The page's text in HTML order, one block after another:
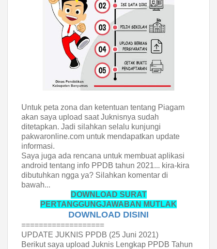
Untuk peta zona dan ketentuan tentang Piagam
akan saya upload saat Juknisnya sudah
ditetapkan. Jadi silahkan selalu kunjungi
pakwaronline.com untuk mendapatkan update
informasi.
Saya juga ada rencana untuk membuat aplikasi
android tentang info PPDB tahun 2021... kira-kira
dibutuhkan ngga ya? Silahkan komentar di
bawah...
DOWNLOAD SURAT
PERTANGGUNGJAWABAN MUTLAK
DOWNLOAD DISINI
===================
UPDATE JUKNIS PPDB (25 Juni 2021)
Berikut saya upload Juknis Lengkap PPDB Tahun